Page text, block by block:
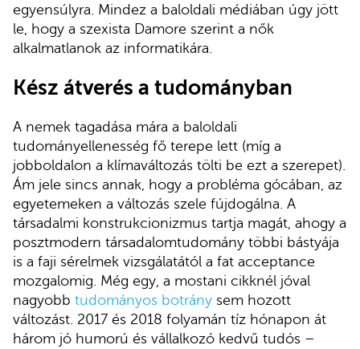
egyensúlyra. Mindez a baloldali médiában úgy jött
le, hogy a szexista Damore szerint a nők
alkalmatlanok az informatikára.
Kész átverés a tudományban
A nemek tagadása mára a baloldali
tudományellenesség fő terepe lett (míg a
jobboldalon a klímaváltozás tölti be ezt a szerepet).
Ám jele sincs annak, hogy a probléma gócában, az
egyetemeken a változás szele fújdogálna. A
társadalmi konstrukcionizmus tartja magát, ahogy a
posztmodern társadalomtudomány többi bástyája
is a faji sérelmek vizsgálatától a fat acceptance
mozgalomig. Még egy, a mostani cikknél jóval
nagyobb tudományos botrány sem hozott
változást. 2017 és 2018 folyamán tíz hónapon át
három jó humorú és vállalkozó kedvű tudós –